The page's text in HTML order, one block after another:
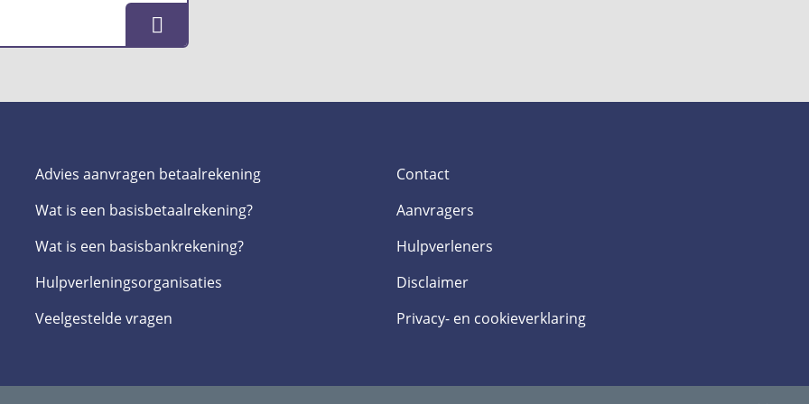
Advies aanvragen betaalrekening
Wat is een basis­betaalrekening?
Wat is een basis­bankrekening?
Hulpverlenings­organisaties
Veelgestelde­ vragen
Contact
Aanvragers
Hulpverleners
Disclaimer
Privacy- en cookieverklaring